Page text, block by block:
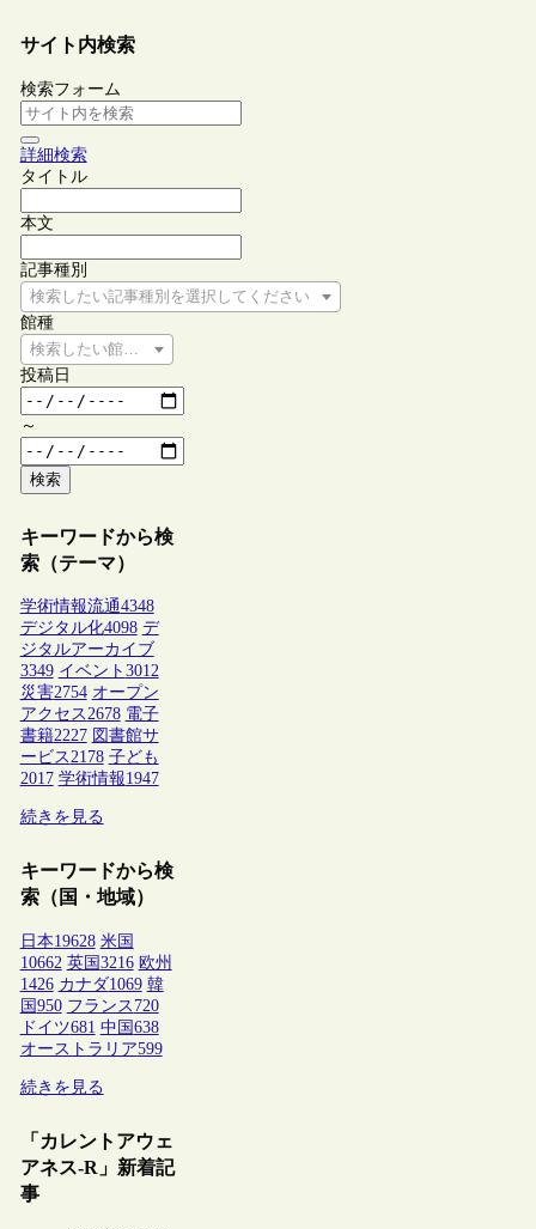
サイト内検索
検索フォーム
詳細検索
タイトル
本文
記事種別
検索したい記事種別を選択してください
館種
検索したい館種を選択してください
投稿日
～
検索
キーワードから検
索（テーマ）
学術情報流通4348
デジタル化4098 デ
ジタルアーカイブ
3349 イベント 3012
災害2754 オープン
アクセス2678 電子
書籍2227 図書館サ
ービス2178 子ども
2017 学術情報1947
続きを見る
キーワードから検
索（国・地域）
日本19628 米国
10662 英国 3216 欧州
1426 カナダ1069 韓
国 950 フランス 720
ドイツ681 中国 638
オーストラリア599
続きを見る
「カレントアウェ
アネス-R」新着記
事